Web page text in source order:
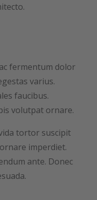
fermentum dolor
varius.
faucibus.
volutpat ornare.
tortor suscipit
imperdiet.
ante. Donec